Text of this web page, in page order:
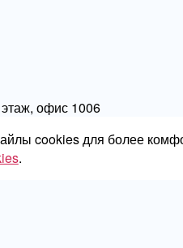
офис 1006
cookies для более
.